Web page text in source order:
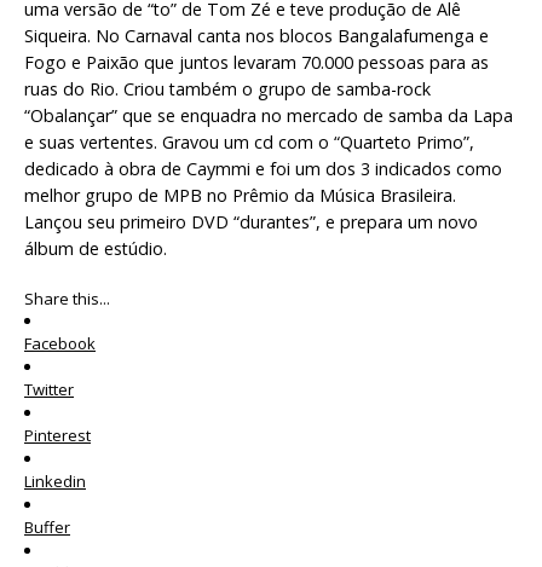
uma versão de “to” de Tom Zé e teve produção de Alê
Siqueira. No Carnaval canta nos blocos Bangalafumenga e
Fogo e Paixão que juntos levaram 70.000 pessoas para as
ruas do Rio. Criou também o grupo de samba-rock
“Obalançar” que se enquadra no mercado de samba da Lapa
e suas vertentes. Gravou um cd com o “Quarteto Primo”,
dedicado à obra de Caymmi e foi um dos 3 indicados como
melhor grupo de MPB no Prêmio da Música Brasileira.
Lançou seu primeiro DVD “durantes”, e prepara um novo
álbum de estúdio.
Share this...
Facebook
Twitter
Pinterest
Linkedin
Buffer